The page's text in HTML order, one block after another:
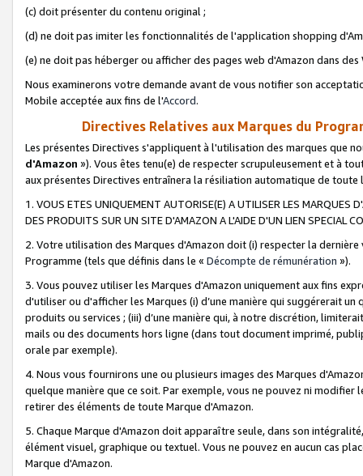
(c) doit présenter du contenu original ;
(d) ne doit pas imiter les fonctionnalités de l'application shopping
(e) ne doit pas héberger ou afficher des pages web d'Amazon dans
Nous examinerons votre demande avant de vous notifier son
Mobile acceptée aux fins de l'Accord.
Directives Relatives aux Marques du
Les présentes Directives s'appliquent à l'utilisation des marques que
d'Amazon »). Vous êtes tenu(e) de respecter scrupuleusement et à
aux présentes Directives entraînera la résiliation automatique de
1. VOUS ETES UNIQUEMENT AUTORISE(E) A UTILISER LES MARQUES
DES PRODUITS SUR UN SITE D'AMAZON A L'AIDE D'UN LIEN SPECIAL
2. Votre utilisation des Marques d'Amazon doit (i) respecter la
Programme (tels que définis dans le « Décompte de rémunération »).
3. Vous pouvez utiliser les Marques d'Amazon uniquement aux fins
d'utiliser ou d'afficher les Marques (i) d’une manière qui suggérerait
produits ou services ; (iii) d’une manière qui, à notre discrétion,
mails ou des documents hors ligne (dans tout document imprimé,
orale par exemple).
4. Nous vous fournirons une ou plusieurs images des Marques
quelque manière que ce soit. Par exemple, vous ne pouvez ni
retirer des éléments de toute Marque d'Amazon.
5. Chaque Marque d'Amazon doit apparaître seule, dans son
élément visuel, graphique ou textuel. Vous ne pouvez en aucun cas
Marque d'Amazon.